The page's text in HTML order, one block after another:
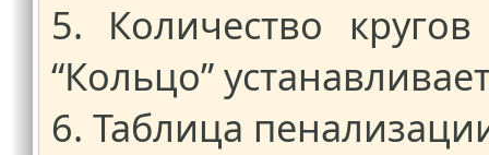
5. Количество
“Кольцо”
6. Таблица